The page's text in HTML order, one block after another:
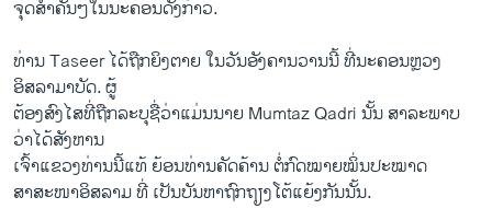
ຈຸດສຳຄັນໆໃນນະຄອນດັ່ງກ່າວ.
ທ່ານ Taseer ໄດ້ຖືກຍິງຕາຍ ໃນວັນອັງຄານວານນີ້ ທີ່ນະຄອນຫຼວງ
ອິສລາມາບັດ. ຜູ້
ຕ້ອງສົງໄສທີ່ຖືກລະບຸຊື່ວ່າແມ່ນນາຍ Mumtaz Qadri ນັ້ນ ສາລະພາບ
ວ່າໄດ້ສັງຫານ
ເຈົ້າແຂວງທ່ານນີ້ແທ້ ຍ້ອນທ່ານຄັດຄ້ານ ຕໍ່ກົດໝາຍໝິ່ນປະໝາດ
ສາສະໜາອິສລາມ ທີ່ ເປັນບັນຫາຖົກຖຽງໂຕ້ແຍ້ງກັນນັ້ນ.